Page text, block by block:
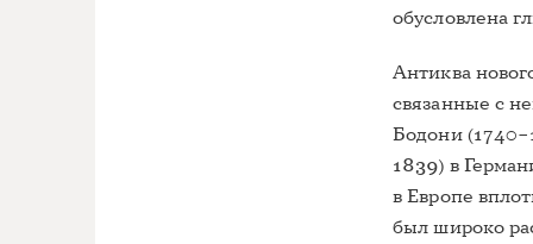
обусловлена
Антиква
связанные с
Бодони
1839) в
в Европе
был широко